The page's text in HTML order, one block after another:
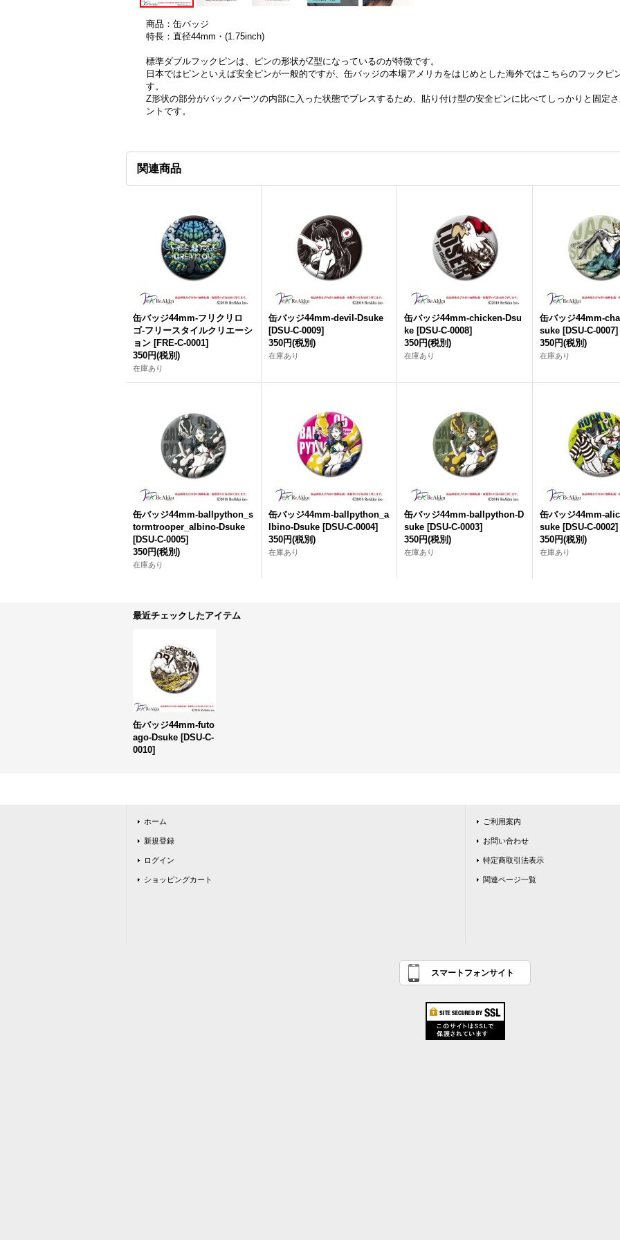
商品：缶バッジ
特長：直径44mm・(1.75inch)
標準ダブルフックピンは、ピンの形状がZ型になっているのが特徴です。
日本ではピンといえば安全ピンが一般的ですが、缶バッジの本場アメリカをはじめとした海外ではこちらのフックピ
す。
Z形状の部分がバックパーツの内部に入った状態でプレスするため、貼り付け型の安全ピンに比べてしっかりと固定
ントです。
関連商品
缶バッジ44mm-フリクリロ
ゴ-フリースタイルクリエーシ
ョン [FRE-C-0001]
350円(税別)
在庫あり
缶バッジ44mm-devil-Dsuke
[DSU-C-0009]
350円(税別)
在庫あり
缶バッジ44mm-chicken-Dsu
ke [DSU-C-0008]
350円(税別)
在庫あり
缶バッジ44mm-
suke [DSU-C-0007]
350円(税別)
在庫あり
缶バッジ44mm-ballpython_s
tormtrooper_albino-Dsuke
[DSU-C-0005]
350円(税別)
在庫あり
缶バッジ44mm-ballpython_a
lbino-Dsuke [DSU-C-0004]
350円(税別)
在庫あり
缶バッジ44mm-ballpython-D
suke [DSU-C-0003]
350円(税別)
在庫あり
缶バッジ44mm-
suke [DSU-C-0002]
350円(税別)
在庫あり
最近チェックしたアイテム
缶バッジ44mm-futo
ago-Dsuke [DSU-C-
0010]
ホーム
新規登録
ログイン
ショッピングカート
ご利用案内
お問い合わせ
特定商取引法表示
関連ページ一覧
スマートフォンサイト